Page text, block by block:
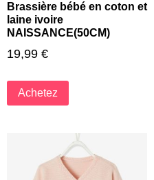
Brassière bébé en coton et
laine ivoire
NAISSANCE(50CM)
19,99 €
Achetez